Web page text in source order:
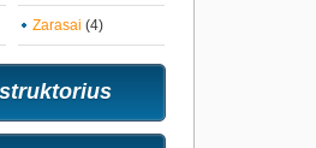
Zarasai (4)